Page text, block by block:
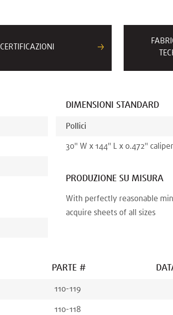
CERTIFICAZIONI
DIMENSIONI STANDARD
Pollici
30" W x 144" L x 0.472" caliper
PRODUZIONE SU MISURA
With perfectly reasonable
acquire sheets of all sizes
PARTE #
110-119
110-118